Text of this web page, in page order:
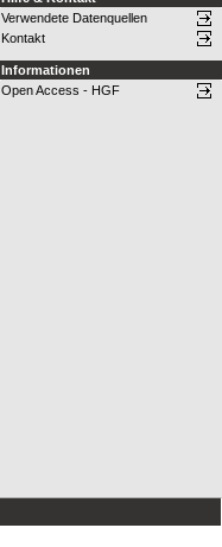
Verwendete Datenquellen
Kontakt
Informationen
Open Access - HGF